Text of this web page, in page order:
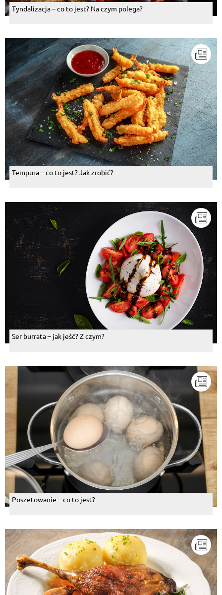
Tyndalizacja – co to jest? Na czym polega?
Tempura – co to jest? Jak zrobić?
Ser burrata – jak jeść? Z czym?
Poszetowanie – co to jest?